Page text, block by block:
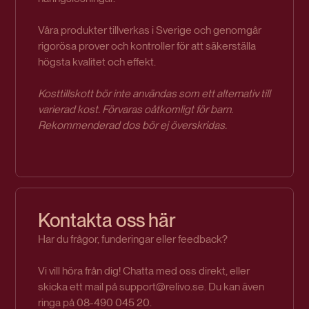
Våra produkter tillverkas i Sverige och genomgår
rigorösa prover och kontroller för att säkerställa
högsta kvalitet och effekt.
Kosttillskott bör inte användas som ett alternativ till
varierad kost. Förvaras oåtkomligt för barn.
Rekommenderad dos bör ej överskridas.
Kontakta oss här
Har du frågor, funderingar eller feedback?
Vi vill höra från dig! Chatta med oss direkt, eller
skicka ett mail på support@relivo.se. Du kan även
ringa på 08-490 045 20.